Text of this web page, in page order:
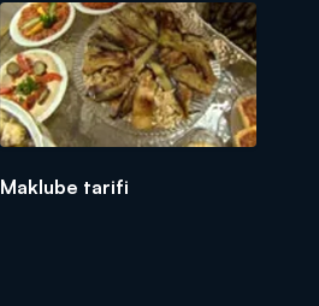
Maklube tarifi